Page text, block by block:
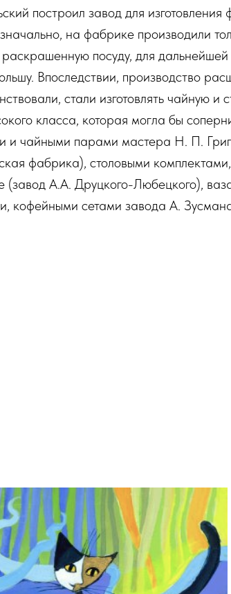
построил завод для
на фабрике производили
посуду, для
Впоследствии, производство
стали изготовлять чайную и
класса, которая могла бы
и чайными парами мастера Н. П.
фабрика), столовыми
(завод А.А. Друцкого-Любецкого),
кофейными сетами завода А.